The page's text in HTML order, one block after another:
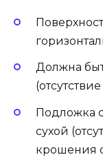
Должна
Подложка
сухой
крошения